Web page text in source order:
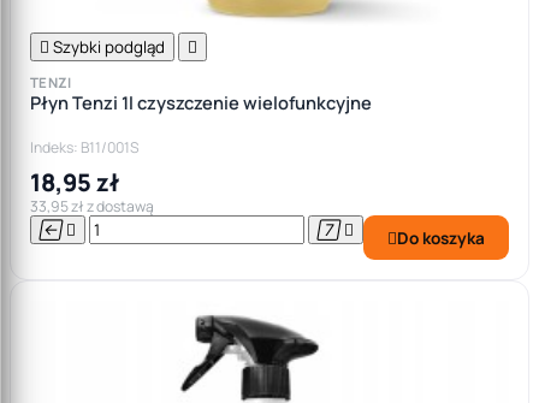
 Szybki podgląd 
TENZI
Płyn Tenzi 1l czyszczenie wielofunkcyjne
Indeks: B11/001S
18,95 zł
33,95 zł z dostawą
    Do koszyka